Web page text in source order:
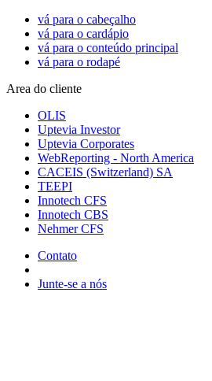
vá para o cabeçalho
vá para o cardápio
vá para o conteúdo principal
vá para o rodapé
Area do cliente
OLIS
Uptevia Investor
Uptevia Corporates
WebReporting - North America
CACEIS (Switzerland) SA
TEEPI
Innotech CFS
Innotech CBS
Nehmer CFS
Contato
Junte-se a nós